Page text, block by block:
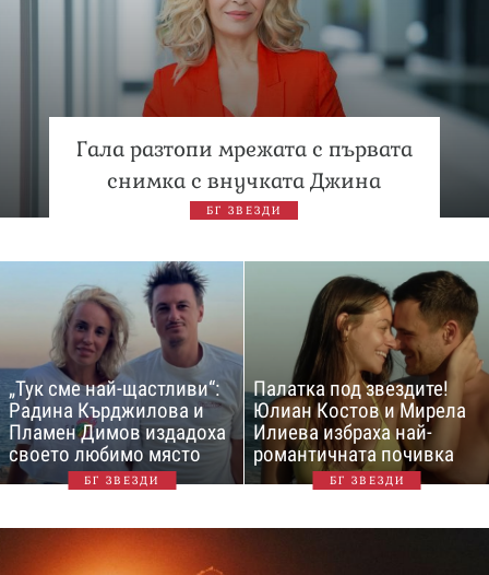
Гала разтопи мрежата с първата
снимка с внучката Джина
БГ ЗВЕЗДИ
„Тук сме най-щастливи“:
Радина Кърджилова и
Пламен Димов издадоха
своето любимо място
БГ ЗВЕЗДИ
Палатка под звездите!
Юлиан Костов и Мирела
Илиева избраха най-
романтичната почивка
БГ ЗВЕЗДИ